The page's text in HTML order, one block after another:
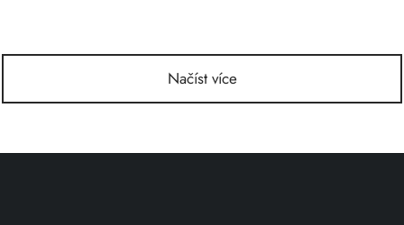
Načíst více